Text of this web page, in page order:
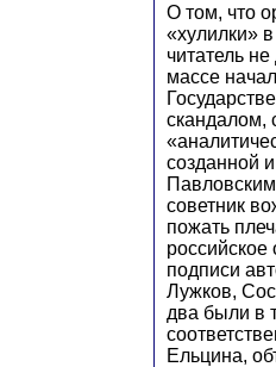
О том, что
«хулилки»
читатель
массе
скандалом,
созданной
советник
пожать
российское
подписи
Лужков,
два были в
Ельцина,